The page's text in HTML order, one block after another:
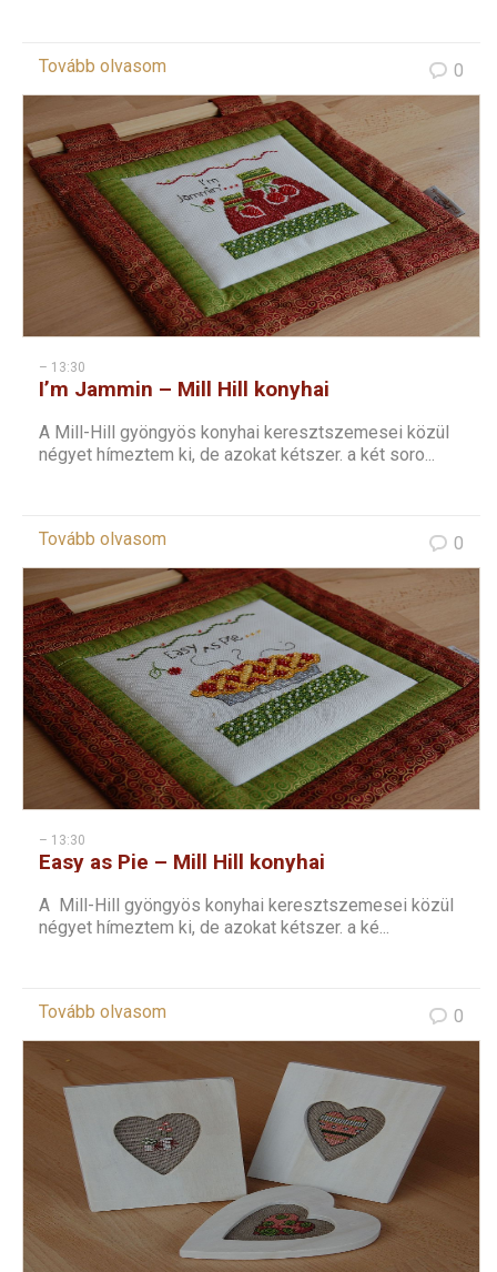
Tovább olvasom 0
– 13:30
I’m Jammin – Mill Hill konyhai
A Mill-Hill gyöngyös konyhai keresztszemesei közül
négyet hímeztem ki, de azokat kétszer. a két soro...
Tovább olvasom 0
– 13:30
Easy as Pie – Mill Hill konyhai
A Mill-Hill gyöngyös konyhai keresztszemesei közül
négyet hímeztem ki, de azokat kétszer. a ké...
Tovább olvasom 0